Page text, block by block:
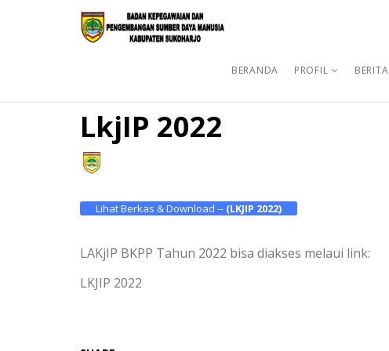
BERANDA PROFIL BERITA
LkjIP 2022
Lihat Berkas & Download -- (LKJIP 2022)
LAKjIP BKPP Tahun 2022 bisa diakses melaui link:
LKJIP 2022